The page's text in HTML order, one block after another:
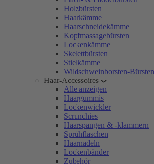
Holzbürsten
Haarkämme
Haarschneidekämme
Kopfmassagebürsten
Lockenkämme
Skelettbürsten
Stielkämme
Wildschweinborsten-Bürsten
Haar-Accessoires
Alle anzeigen
Haargummis
Lockenwickler
Scrunchies
Haarspangen & -klammern
Sprühflaschen
Haarnadeln
Lockenbänder
Zubehör